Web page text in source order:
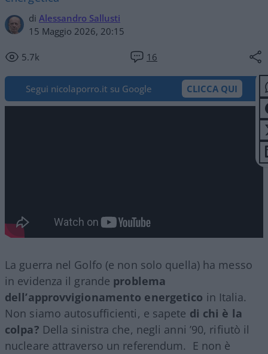
di Alessandro Sallusti
15 Maggio 2026, 20:15
5.7k 16
Segui nicolaporro.it su Google CLICCA QUI
La guerra nel Golfo (e non solo quella) ha messo
in evidenza il grande problema
dell’approvvigionamento energetico in Italia.
Non siamo autosufficienti, e sapete di chi è la
colpa? Della sinistra che, negli anni ’90, rifiutò il
nucleare attraverso un referendum. E non è